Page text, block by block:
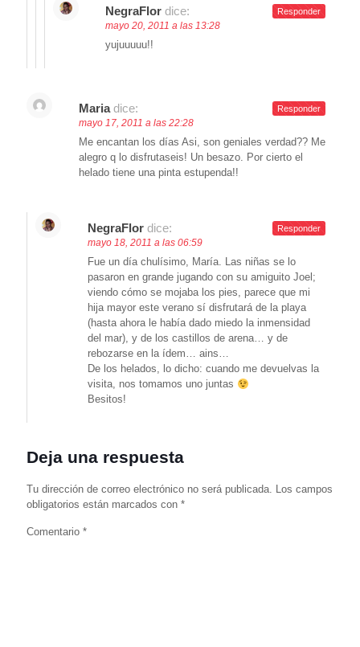
NegraFlor dice:
mayo 20, 2011 a las 13:28
yujuuuuu!!
Responder
Maria dice:
mayo 17, 2011 a las 22:28
Me encantan los días Asi, son geniales verdad?? Me
alegro q lo disfrutaseis! Un besazo. Por cierto el
helado tiene una pinta estupenda!!
Responder
NegraFlor dice:
mayo 18, 2011 a las 06:59
Fue un día chulísimo, María. Las niñas se lo
pasaron en grande jugando con su amiguito Joel;
viendo cómo se mojaba los pies, parece que mi
hija mayor este verano sí disfrutará de la playa
(hasta ahora le había dado miedo la inmensidad
del mar), y de los castillos de arena… y de
rebozarse en la ídem… ains…
De los helados, lo dicho: cuando me devuelvas la
visita, nos tomamos uno juntas
Besitos!
Responder
Deja una respuesta
Tu dirección de correo electrónico no será publicada. Los campos
obligatorios están marcados con *
Comentario *